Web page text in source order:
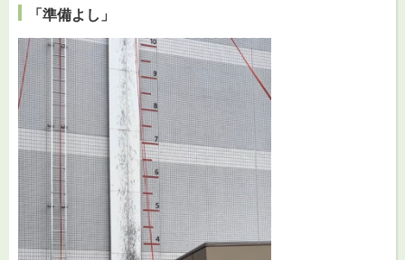
「準備よし」